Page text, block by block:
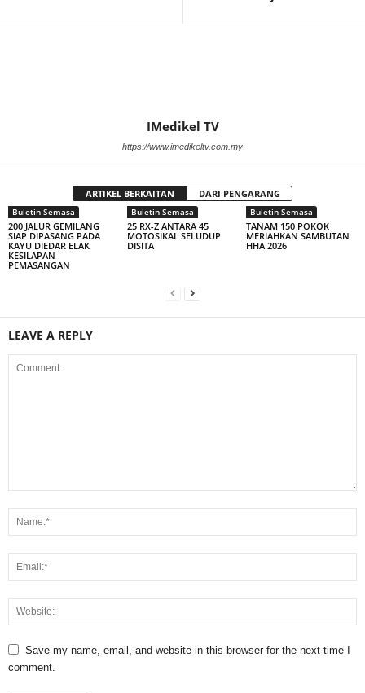
IMedikel TV
https://www.imedikeltv.com.my
ARTIKEL BERKAITAN DARI PENGARANG
Buletin Semasa
200 JALUR GEMILANG
SIAP DIPASANG PADA
KAYU DIEDAR ELAK
KESILAPAN
PEMASANGAN
Buletin Semasa
25 RX-Z ANTARA 45
MOTOSIKAL SELUDUP
DISITA
Buletin Semasa
TANAM 150 POKOK
MERIAHKAN SAMBUTAN
HHA 2026
LEAVE A REPLY
Save my name, email, and website in this browser for the next time I
comment.